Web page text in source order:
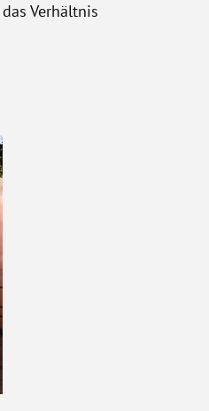
Verhältnis